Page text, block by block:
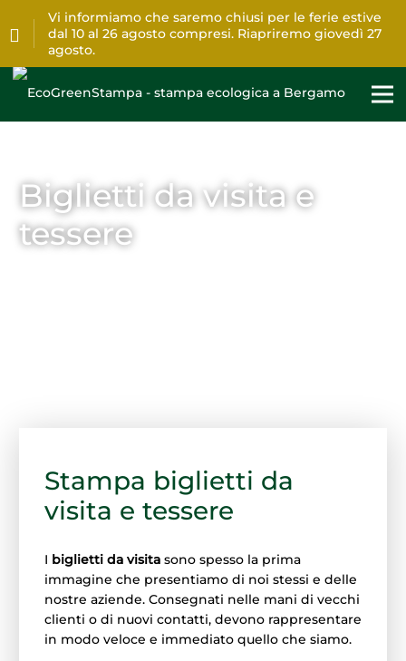
Vi informiamo che saremo chiusi per le ferie estive
dal 10 al 26 agosto compresi. Riapriremo giovedì 27
agosto.
Biglietti da visita e
tessere
Stampa biglietti da
visita e tessere
I biglietti da visita sono spesso la prima
immagine che presentiamo di noi stessi e delle
nostre aziende. Consegnati nelle mani di vecchi
clienti o di nuovi contatti, devono rappresentare
in modo veloce e immediato quello che siamo.